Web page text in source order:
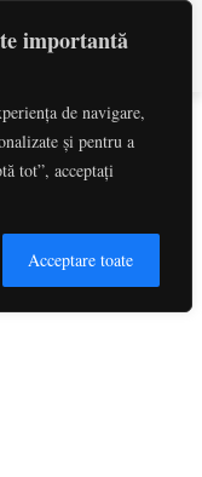
importantă
de navigare,
și pentru a
tot”, acceptați
Acceptare toate
Caută